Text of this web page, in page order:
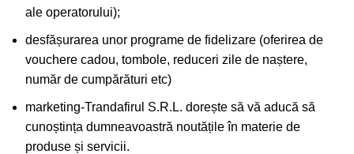
ale operatorului);
desfășurarea unor programe de fidelizare (oferirea de
vouchere cadou, tombole, reduceri zile de naștere,
număr de cumpărături etc)
marketing-Trandafirul S.R.L. dorește să vă aducă să
cunoștința dumneavoastră noutățile în materie de
produse și servicii.